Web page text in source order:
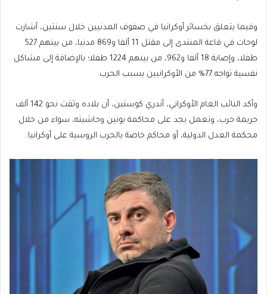
وفيما يتعلق بخسائر أوكرانيا في صفوف المدنيين خلال سنتين، أشارت
لوحات في قاعة المنتدى إلى مقتل 11 ألفا و869 مدنيا، من بينهم 527
طفلا، وإصابة 18 ألفا و962، من بينهم 1224 طفلا؛ بالإضافة إلى مشاكل
نفسية تواجه 77% من الأوكرانيين بسبب الحرب.
وأكد النائب العام الأوكراني، أندري كوستين، أن بلاده وثقت نحو 142 ألف
جريمة حرب، وتعمل بجد على محاكمة بوتين وحاشيته، سواء من خلال
محكمة العدل الدولية، أو محاكم خاصة بالحرب الروسية على أوكرانيا.